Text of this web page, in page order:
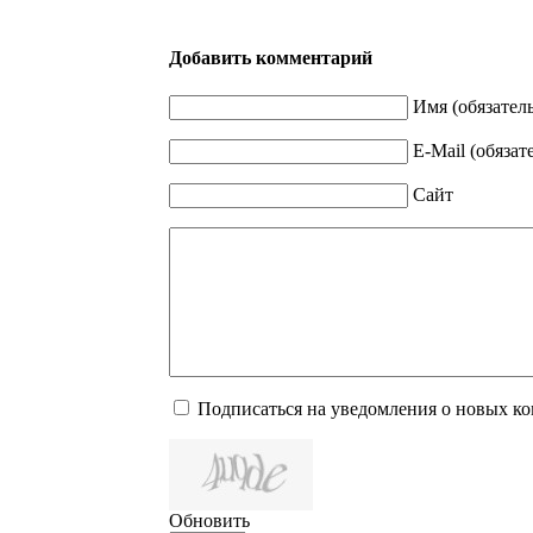
Добавить комментарий
Имя
E-Mail
Сайт
Подписаться на уведомления о новых
Обновить